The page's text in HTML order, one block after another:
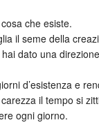
che esiste.
il seme della
dato una
d’esistenza e
il tempo si
ogni giorno.